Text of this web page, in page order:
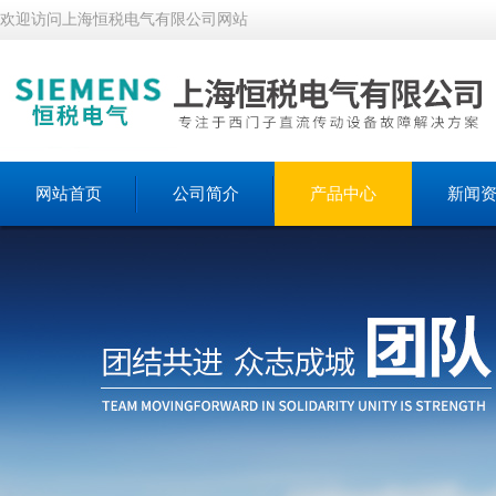
欢迎访问上海恒税电气有限公司网站
网站首页 公司简介 产品中心 新闻